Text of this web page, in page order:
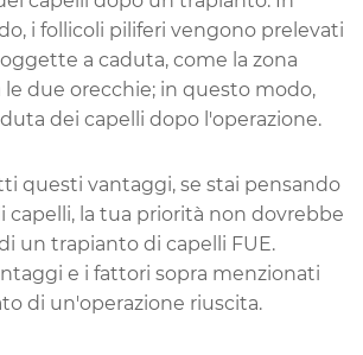
i follicoli piliferi vengono prelevati
a caduta, come la zona
le due orecchie; in questo modo,
dei capelli dopo l'operazione.
questi vantaggi, se stai pensando
capelli, la tua priorità non dovrebbe
un trapianto di capelli FUE.
e i fattori sopra menzionati
di un'operazione riuscita.